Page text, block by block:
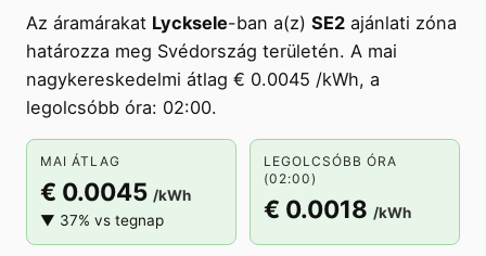
Az áramárakat Lycksele-ban a(z) SE2 ajánlati zóna
határozza meg Svédország területén. A mai
nagykereskedelmi átlag € 0.0045 /kWh, a
legolcsóbb óra: 02:00.
MAI ÁTLAG
€ 0.0045 /kWh
▼ 37% vs tegnap
LEGOLCSÓBB ÓRA
(02:00)
€ 0.0018 /kWh